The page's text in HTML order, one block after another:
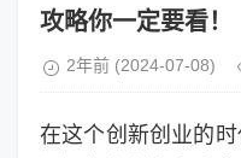
攻略你一定要看！
2年前 (2024-07-08)
在这个创新创业的